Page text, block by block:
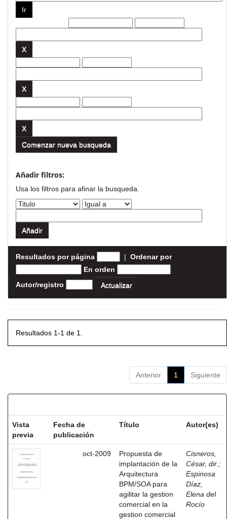
Comenzar nueva busqueda
Añadir filtros:
Usa los filtros para afinar la busqueda.
Resultados por página | Ordenar por
En orden
Autor/registro
Resultados 1-1 de 1.
Anterior 1 Siguiente
Vista
previa
Fecha de
publicación
Título Autor(es)
oct-2009
Propuesta de
implantación de la
Arquitectura
BPM/SOA para
agilitar la gestion
comercial en la
gestion comercial
Cisneros,
César, dir. ;
Espinosa
Díaz,
Elena del
Rocío